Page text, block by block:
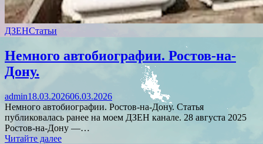
ДЗЕНСтатьи
Немного автобиографии. Ростов-на-
Дону.
admin18.03.202606.03.2026
Немного автобиографии. Ростов-на-Дону. Статья
публиковалась ранее на моем ДЗЕН канале. 28 августа 2025
Ростов-на-Дону —…
Читайте далее